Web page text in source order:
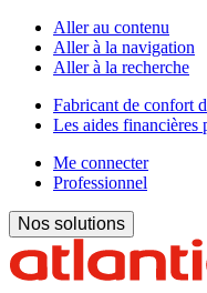
Aller au contenu
Aller à la navigation
Aller à la recherche
Fabricant de confort
Les aides financières
Me connecter
Professionnel
Nos solutions